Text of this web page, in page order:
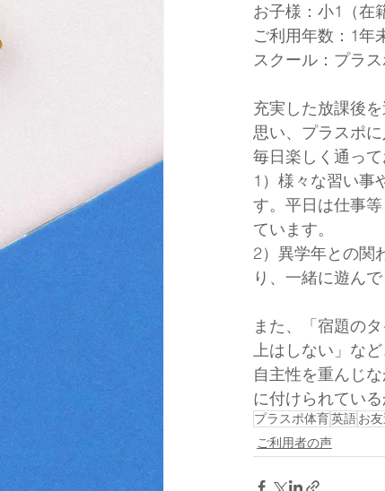
広報／パブリシティ 採用
お子様：小1（在
ご利用年数：1年
スクール：プラ
充実した放課後
思い、プラスポに
毎日楽しく通っ
1）様々な習い事
す。平日は仕事
ています。
2）異学年との関
り、一緒に遊ん
また、「宿題の
上はしない」な
自主性を重んじ
に付けられている
プラスポ体育英語お
ご利用者の声